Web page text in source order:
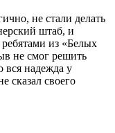
не стали делать
штаб, и
из «Белых
не смог решить
надежда у
сказал своего